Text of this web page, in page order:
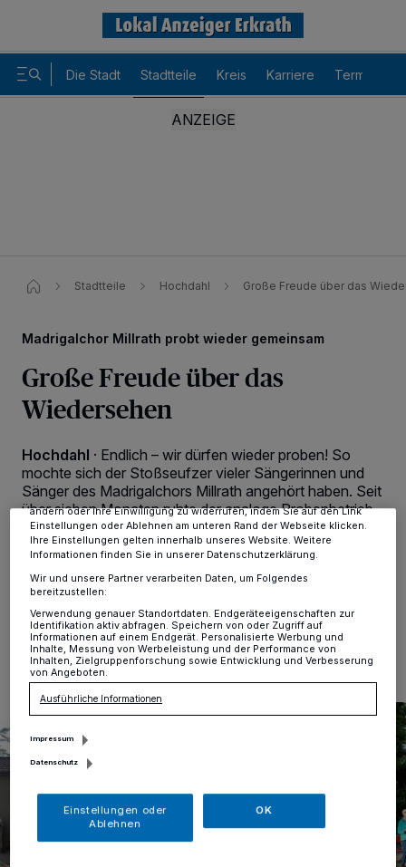
Die Stadt Stadtteile Kreis Karriere Termine
Stadtteile Hochdahl Große Freude über das
Madrigalchor Millrath probt wieder gemeinsam
Große Freude über das
Wiedersehen
Hochdahl · Endlich – wir dürfen wieder proben! So
mochte sich der Stoßseufzer vieler Sängerinnen und
Sänger des Madrigalchors Millrath angehört haben. Seit
über sieben Monaten ruhte der analoge Probenbetrieb,
und es gab im wahrsten Sinne des Wortes „Kein Bild –
Kein Ton“. Diese schwere Zeit ist nun hoffentlich passé.
21.06.2021 , 15:15 Uhr Eine Minute Lesezeit
personenbezogene Daten wie Browserdaten oder eindeutige
verarbeiten Daten, um Ihnen Dienste bereitzustellen“ aufgeführten
Zwecke. Wenn Tracker deaktiviert sind, sind manche Inhalte und
Anzeigen möglicherweise nicht mehr so relevant für Sie. Sie können
dieses Menü jederzeit wieder aufrufen, um Ihre Einstellungen zu
ändern oder Ihre Einwilligung zu widerrufen, indem Sie auf den Link
Einstellungen oder Ablehnen am unteren Rand der Webseite klicken.
Ihre Einstellungen gelten innerhalb unseres Website. Weitere
Informationen finden Sie in unserer Datenschutzerklärung.
Wir und unsere Partner verarbeiten Daten, um Folgendes
bereitzustellen:
Verwendung genauer Standortdaten. Endgeräteeigenschaften zur
Identifikation aktiv abfragen. Speichern von oder Zugriff auf
Informationen auf einem Endgerät. Personalisierte Werbung und
Inhalte, Messung von Werbeleistung und der Performance von
Inhalten, Zielgruppenforschung sowie Entwicklung und Verbesserung
von Angeboten.
Ausführliche Informationen
Impressum
Datenschutz
Einstellungen oder
Ablehnen
OK